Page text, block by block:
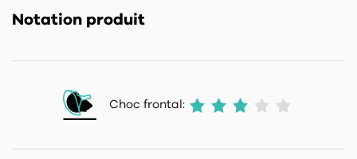
Notation produit
Choc frontal: